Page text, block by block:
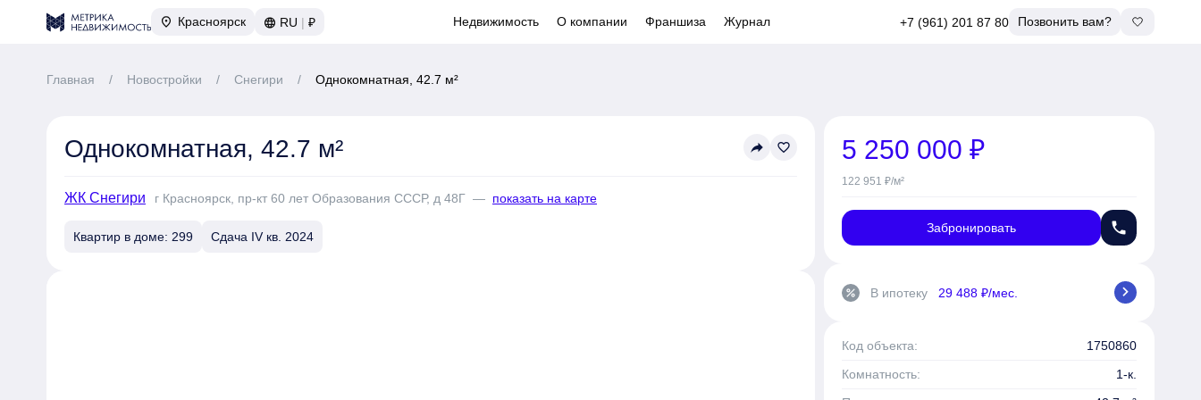
Красноярск RU | ₽ Недвижимость О компании Франшиза Журнал +7 (961) 201 87 80 Позвонить вам?
Главная / Новостройки / Снегири / Однокомнатная, 42.7 м²
Однокомнатная, 42.7 м² reply favorite_border
ЖК Снегири г Красноярск, пр-кт 60 лет Образования СССР, д 48Г — показать на карте
Квартир в доме: 299 Сдача IV кв. 2024
5 250 000 ₽
122 951 ₽/м²
Забронировать phone
percent В ипотеку 29 488 ₽/мес. chevron_right
Код объекта:
1750860
Комнатность:
1-к.